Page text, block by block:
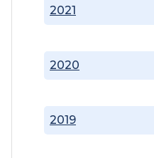
2019
2020
2021